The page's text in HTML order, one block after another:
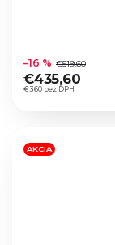
hodnotenie
produktu
je
hviezdičiek.
€360 bez DPH
–16 % €519,60
€435,60
AKCIA